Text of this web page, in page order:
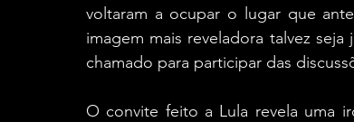
voltaram a ocupar o lugar que
imagem mais reveladora talvez
chamado para participar das
O convite feito a Lula revela uma